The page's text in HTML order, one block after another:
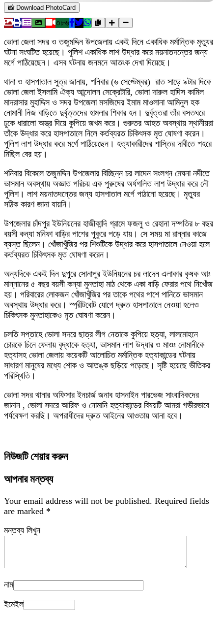
📸 Download PhotoCard
৩৮৬
ভোলা জেলা সদর ও তজুমদ্দিন উপজেলায় একই দিনে একাধিক মর্মান্তিক মৃত্যুর
ঘটনা সংঘটিত হয়েছে। পুলিশ একাধিক লাশ উদ্ধার করে ময়নাতদন্তের জন্য
মর্গে পাঠিয়েছেন। এসব ঘটনায় জনমনে আতংক দেখা দিয়েছে।
থানা ও হাসপাতাল সুত্র জানায়, শনিবার (৬ সেপ্টেম্বর) রাত সাড়ে ৯টার দিকে
ভোলা জেলা ইসলামি ঐক্য আন্দোলন সেক্রেটারি, ভোলা দারুল হাদিস কামিল
মাদরাসার মুহাদ্দিস ও সদর উপজেলা মসজিদের ইমাম মাওলানা আমিনুল হক
নোমানী নিজ বাড়িতে দুর্বৃত্তদের হামলার শিকার হন। দুর্বৃত্তরা তাঁর বসতঘরে
ঢুকে ধারালো অস্ত্র দিয়ে কুপিয়ে জখম করে। গুরুতর আহত অবস্থায় স্থানীয়রা
তাঁকে উদ্ধার করে হাসপাতালে নিলে কর্তব্যরত চিকিৎসক মৃত ঘোষণা করেন।
পুলিশ লাশ উদ্ধার করে মর্গে পাঠিয়েছেন। হত্যাকারীদের শাস্তির দাবীতে শহরে
মিছিল বের হয়।
শনিবার বিকেলে তজুমদ্দিন উপজেলার বিচ্ছিন্ন চর লাদেন সংলগ্ন মেঘনা নদীতে
ভাসমান অবস্থায় অজ্ঞাত পরিচয় এক পুরুষের অর্ধগলিত লাশ উদ্ধার করে নৌ
পুলিশ। লাশ ময়নাতদন্তের জন্য হাসপাতাল মর্গে পাঠানো হয়েছে। মৃত্যুর
সঠিক কারণ জানা যায়নি।
উপজেলার চাঁদপুর ইউনিয়নের হাজীকান্দি গ্রামে ফজলু ও রেহানা দম্পতির ৮ বছর
বয়সী কন্যা মনিফা বাড়ির পাশের পুকুরে পড়ে যায়। সে সময় মা রান্নার কাজে
ব্যস্ত ছিলেন। খোঁজাখুঁজির পর শিশুটিকে উদ্ধার করে হাসপাতালে নেওয়া হলে
কর্তব্যরত চিকিৎসক মৃত ঘোষণা করেন।
অন্যদিকে একই দিন দুপুরে সোনাপুর ইউনিয়নের চর লাদেন এলাকার কৃষক আঃ
মান্নানের ৫ বছর বয়সী কন্যা মুনতাহা মাঠ থেকে একা বাড়ি ফেরার পথে নিখোঁজ
হয়। পরিবারের লোকজন খোঁজাখুঁজির পর তাকে পথের পাশে পানিতে ভাসমান
অবস্থায় উদ্ধার করে। স্প্রীটবোট যোগে দ্রুত হাসপাতালে নেওয়া হলেও
চিকিৎসক মুনতাহাকেও মৃত ঘোষণা করেন।
চলতি সপ্তাহে ভোলা সদরে ছাত্র লীগ নেতাকে কুপিয়ে হত্যা, লালমোহনে
চোরকে চিনে ফেলায় বৃদ্ধাকে হত্যা, ভাসমান লাশ উদ্ধার ও মাওঃ নোমানীকে
হত্যাসহ ভোলা জেলায় কয়েকটি আলোচিত মর্মান্তিক হত্যাকান্ডের ঘটনায়
সাধারণ মানুষের মধ্যে শোক ও আতঙ্ক ছড়িয়ে পড়েছে। সৃষ্টি হয়েছে ভীতিকর
পরিস্থিতি।
ভোলা সদর থানার অফিসার ইনচার্জ জনাব হাসনাইন পারভেজ সাংবাদিকদের
জানান , ভোলা সদরে আরিফ ও নোমানি হত্যাকান্ডের বিষয়টি আমরা গভীরভাবে
পর্যবেক্ষণ করছি। অপরাধীদের দ্রুত আইনের আওতায় আনা হবে।
নিউজটি শেয়ার করুন
আপনার মন্তব্য
Your email address will not be published. Required fields
are marked *
মন্তব্য লিখুন
নাম
ইমেইল